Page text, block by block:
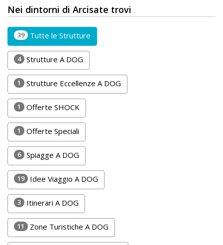
Video
Tutorial
Lavora
con
Noi
Inserisci
Attività
Accedi
Registrati
Nei dintorni di Arcisate trovi
39 Tutte le Strutture
4 Strutture A DOG
1 Strutture Eccellenze A DOG
1 Offerte SHOCK
1 Offerte Speciali
6 Spiagge A DOG
19 Idee Viaggio A DOG
3 Itinerari A DOG
11 Zone Turistiche A DOG